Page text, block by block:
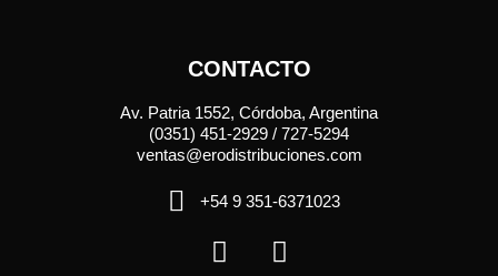
CONTACTO
Av. Patria 1552, Córdoba, Argentina
(0351) 451-2929 / 727-5294
ventas@erodistribuciones.com
+54 9 351-6371023